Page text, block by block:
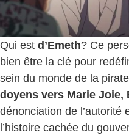
Qui est d’Emeth? Ce
bien être la clé pour
sein du monde de la
doyens vers Marie Joie,
dénonciation de l’autorité
l’histoire cachée du